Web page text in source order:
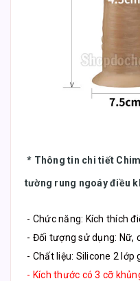
* Thông tin chi tiết
tường rung ngoáy điều
- Chức năng: Kích thích
- Đối tượng sử dụng: Nữ,
- Chất liệu: Silicone 2 lớp
- Kích thước có 3 cỡ